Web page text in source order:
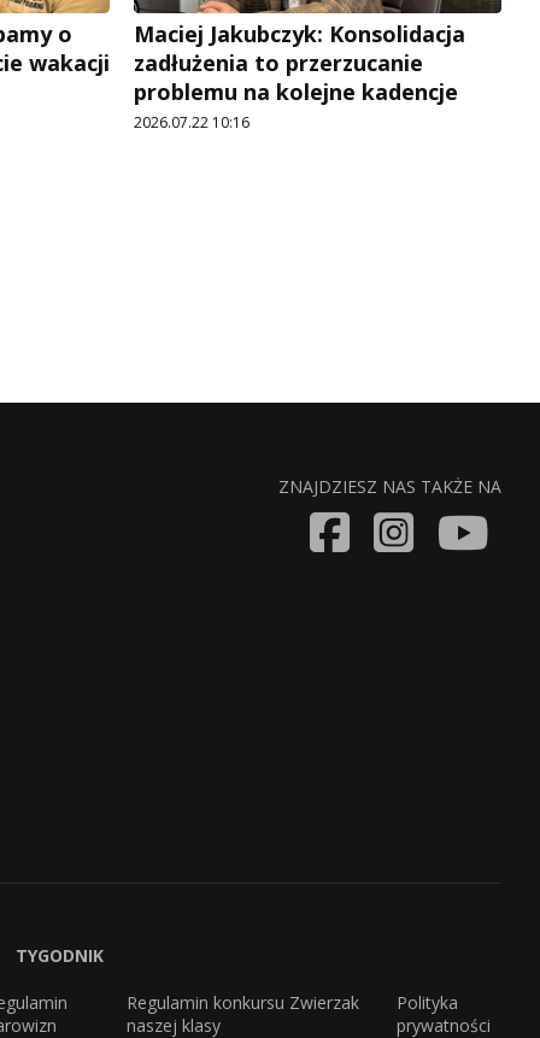
o
wakacji
Maciej Jakubczyk: Konsolidacja
zadłużenia to przerzucanie
problemu na kolejne kadencje
2026.07.22 10:16
ZNAJDZIESZ NAS TAKŻE NA
TYGODNIK
Regulamin konkursu Zwierzak
naszej klasy
Polityka
prywatności